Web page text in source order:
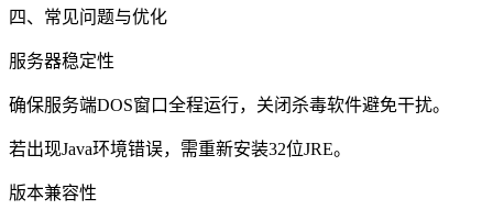
四、常见问题与优化
服务器稳定性
确保服务端DOS窗口全程运行，关闭杀毒软件避免干扰。
若出现Java环境错误，需重新安装32位JRE。
版本兼容性